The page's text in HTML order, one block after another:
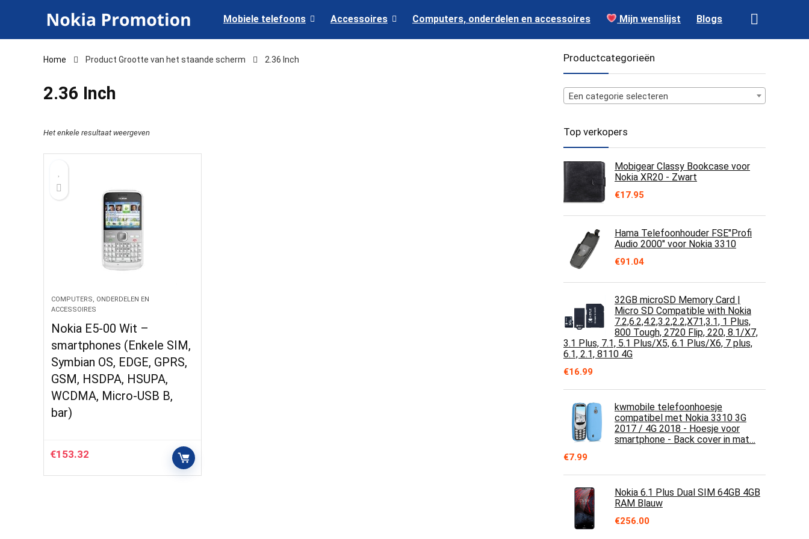
Mobiele telefoons Accessoires Computers, onderdelen en accessoires Mijn wenslijst Blogs
Home Product Grootte van het staande scherm ‎2.36 Inch
‎2.36 Inch
Het enkele resultaat weergeven
COMPUTERS, ONDERDELEN EN
ACCESSOIRES
Nokia E5-00 Wit –
smartphones (Enkele SIM,
Symbian OS, EDGE, GPRS,
GSM, HSDPA, HSUPA,
WCDMA, Micro-USB B,
bar)
€153.32
Productcategorieën
Een categorie selecteren
Top verkopers
Mobigear Classy Bookcase voor
Nokia XR20 - Zwart
€17.95
Hama Telefoonhouder FSE"Profi
Audio 2000" voor Nokia 3310
€91.04
32GB microSD Memory Card |
Micro SD Compatible with Nokia
7.2,6.2,4.2,3.2,2.2,X71,3.1, 1 Plus,
800 Tough, 2720 Flip, 220, 8.1/X7,
3.1 Plus, 7.1, 5.1 Plus/X5, 6.1 Plus/X6, 7 plus,
6.1, 2.1, 8110 4G
€16.99
kwmobile telefoonhoesje
compatibel met Nokia 3310 3G
2017 / 4G 2018 - Hoesje voor
smartphone - Back cover in mat…
€7.99
Nokia 6.1 Plus Dual SIM 64GB 4GB
RAM Blauw
€256.00